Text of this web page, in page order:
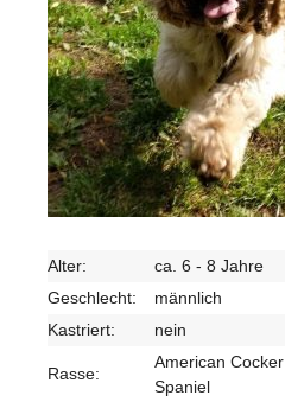
Alter:
ca. 6 - 8 Jahre
Geschlecht:
männlich
Kastriert:
nein
Rasse:
American Cocker
Spaniel